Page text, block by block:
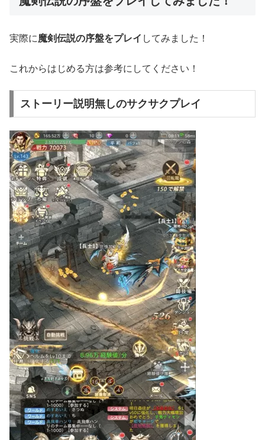
実際に魔剣伝説の序盤をプレイ してみました！
これからはじめる方は参考にしてください！
ストーリー説明無しのサクサクプレイ